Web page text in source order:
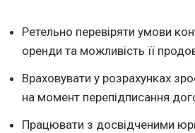
Ретельно перевіряти умови
оренди та можливість її
Враховувати у розрахунках
на момент перепідписання
Працювати з досвідченими